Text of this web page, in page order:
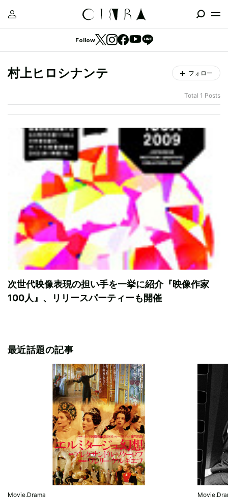
Follow
村上ヒロシナンテ フォロー
Total 1 Posts
次世代映像表現の担い手を一挙に紹介『映像作家
100人』、リリースパーティーも開催
最近話題の記事
Movie,Drama